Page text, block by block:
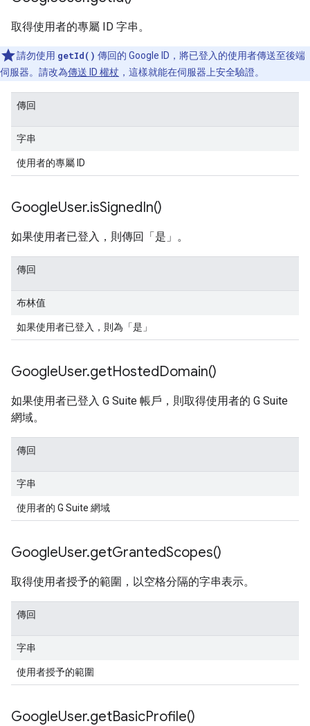
取得使用者的專屬 ID 字串。
請勿使用 getId() 傳回的 Google ID，將已登入的使用者傳送至後端
伺服器。請改為傳送 ID 權杖 ，這樣就能在伺服器上安全驗證。
傳回
字串
使用者的專屬 ID
GoogleUser.isSignedIn()
如果使用者已登入，則傳回「是」。
傳回
布林值
如果使用者已登入，則為「是」
GoogleUser.getHostedDomain()
如果使用者已登入 G Suite 帳戶，則取得使用者的 G Suite
網域。
傳回
字串
使用者的 G Suite 網域
GoogleUser.getGrantedScopes()
取得使用者授予的範圍，以空格分隔的字串表示。
傳回
字串
使用者授予的範圍
GoogleUser.getBasicProfile()